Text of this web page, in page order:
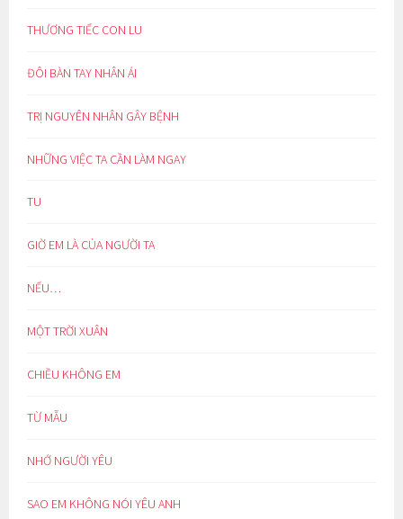
THƯƠNG TIẾC CON LU
ĐÔI BÀN TAY NHÂN ÁI
TRỊ NGUYÊN NHÂN GÂY BỆNH
NHỮNG VIỆC TA CẦN LÀM NGAY
TU
GIỜ EM LÀ CỦA NGƯỜI TA
NẾU…
MỘT TRỜI XUÂN
CHIỀU KHÔNG EM
TỪ MẪU
NHỚ NGƯỜI YÊU
SAO EM KHÔNG NÓI YÊU ANH